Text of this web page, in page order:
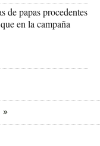
de papas procedentes
en la campaña